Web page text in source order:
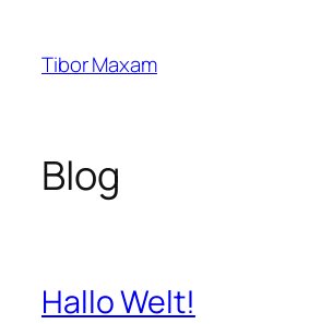
springen
Tibor Maxam
Blog
Hallo Welt!